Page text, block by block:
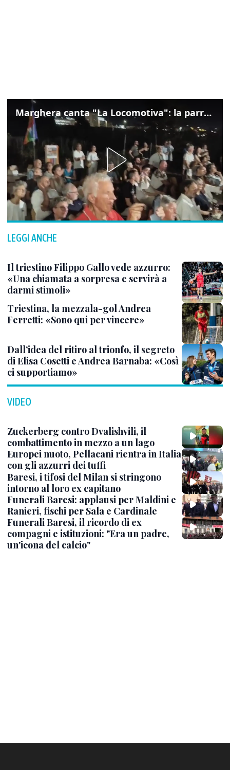
Marghera canta "La Locomotiva": la parrocchia della Cita ricorda Guccini
LEGGI ANCHE
Il triestino Filippo Gallo vede azzurro:
«Una chiamata a sorpresa e servirà a
darmi stimoli»
Triestina, la mezzala-gol Andrea
Ferretti: «Sono qui per vincere»
Dall’idea del ritiro al trionfo, il segreto
di Elisa Cosetti e Andrea Barnaba: «Così
ci supportiamo»
VIDEO
Zuckerberg contro Dvalishvili, il
combattimento in mezzo a un lago
Europei nuoto, Pellacani rientra in Italia
con gli azzurri dei tuffi
Baresi, i tifosi del Milan si stringono
intorno al loro ex capitano
Funerali Baresi: applausi per Maldini e
Ranieri, fischi per Sala e Cardinale
Funerali Baresi, il ricordo di ex
compagni e istituzioni: "Era un padre,
un'icona del calcio"